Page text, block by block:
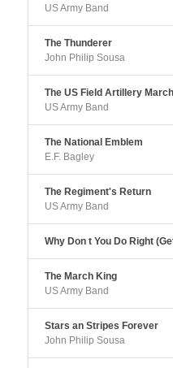
US Army Band
The Thunderer
John Philip Sousa
The US Field Artillery March
US Army Band
The National Emblem
E.F. Bagley
The Regiment's Return
US Army Band
Why Don t You Do Right
The March King
US Army Band
Stars an Stripes Forever
John Philip Sousa